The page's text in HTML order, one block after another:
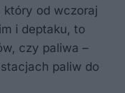
który od wczoraj
i deptaku, to
czy paliwa –
paliw do